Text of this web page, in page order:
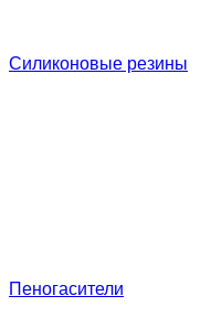
Силиконовые резины
Пеногасители